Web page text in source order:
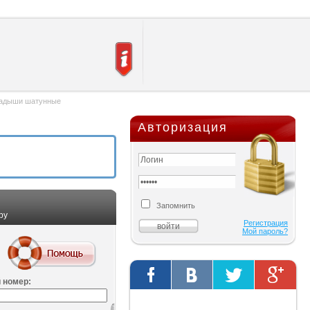
шатунные
номер:
Авторизация
Запомнить
Регистрация
Мой пароль?